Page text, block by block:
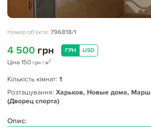
Номер об'єкта: 796818/1
4 500 грн ГРН USD
Ціна 150 грн / м2
Кількість кімнат: 1
Розташування: Харьков, Новые дома,
(Дворец спорта)
Опис: